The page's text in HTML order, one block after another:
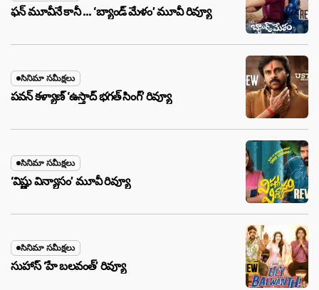
ఫన్ మూవీనే కానీ … ‘బ్యాండ్‌ మేళం’ మూవీ రివ్యూ
సినిమా సమీక్షలు
పవన్ కళ్యాణ్ ‘ఉస్తాద్ భ‌గ‌త్ సింగ్’ రివ్యూ
సినిమా సమీక్షలు
‘విష్ణు విన్యాసం’ మూవీ రివ్యూ
సినిమా సమీక్షలు
సుహాస్ ‘హే బలవంత్’ రివ్యూ